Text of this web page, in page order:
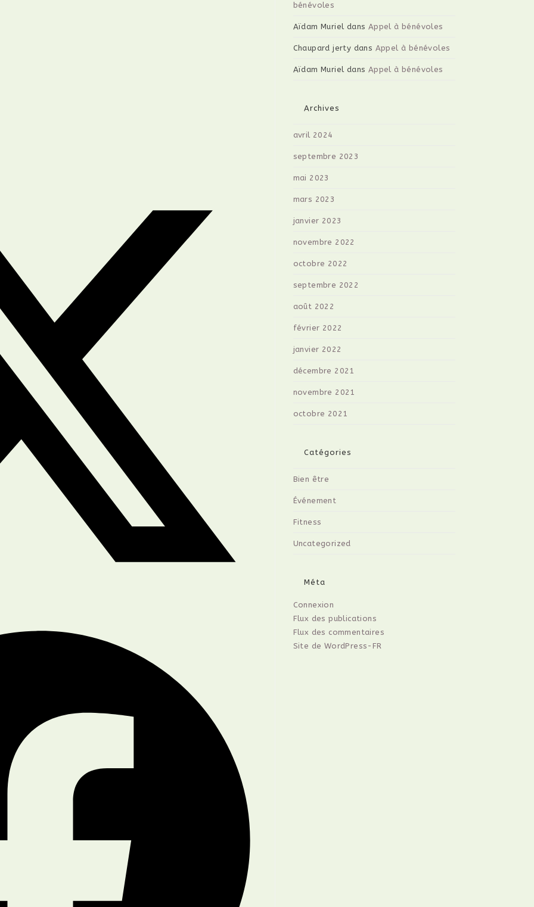
bénévoles
Aïdam Murieldans Appel à bénévoles
Chaupard jerty dans Appel à bénévoles
Aïdam Murieldans Appel à bénévoles
Archives
avril 2024
septembre 2023
mai 2023
mars 2023
janvier 2023
novembre 2022
octobre 2022
septembre 2022
août 2022
février 2022
janvier 2022
décembre 2021
novembre 2021
octobre 2021
Catégories
Bien être
Événement
Fitness
Uncategorized
Méta
Connexion
Flux des publications
Flux des commentaires
Site de WordPress-FR